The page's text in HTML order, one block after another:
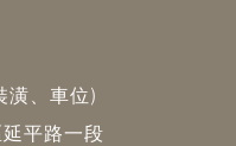
潢、車位)
平路一段